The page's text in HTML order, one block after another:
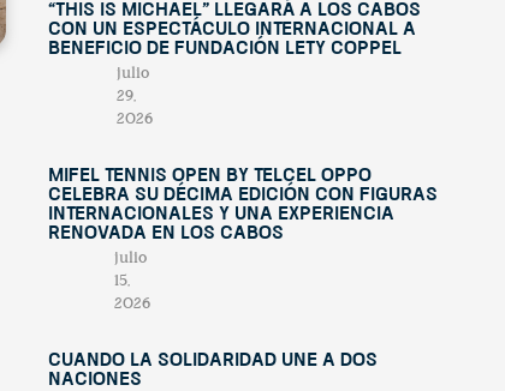
“This Is Michael” llegará a Los Cabos
con un espectáculo internacional a
beneficio de Fundación Lety Coppel
julio
29,
2026
Mifel Tennis Open by Telcel Oppo
celebra su décima edición con figuras
internacionales y una experiencia
renovada en Los Cabos
julio
15,
2026
Cuando la solidaridad une a dos
naciones